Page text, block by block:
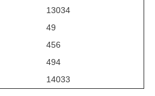
13034
49
456
494
14033